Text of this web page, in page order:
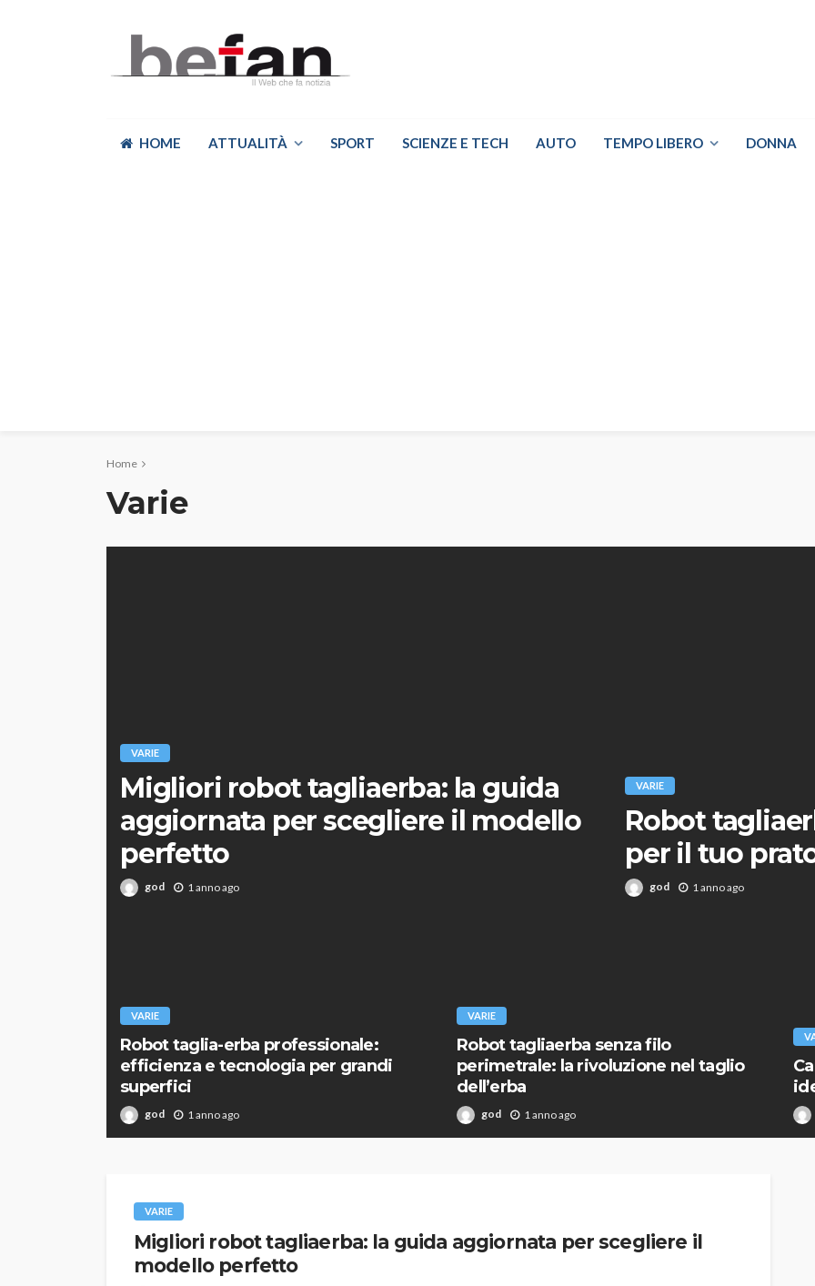
HOME ATTUALITÀ SPORT SCIENZE E TECH AUTO TEMPO LIBERO DONNA
Home
Varie
VARIE
Migliori robot tagliaerba: la guida
aggiornata per scegliere il modello
perfetto
god 1 anno ago
VARIE
Robot
per il tuo
god 1 anno ago
VARIE
Robot taglia-erba professionale:
efficienza e tecnologia per grandi
superfici
god 1 anno ago
VARIE
Robot tagliaerba senza filo
perimetrale: la rivoluzione nel taglio
dell’erba
god 1 anno ago
VARIE
Migliori robot tagliaerba: la guida aggiornata per scegliere il
modello perfetto